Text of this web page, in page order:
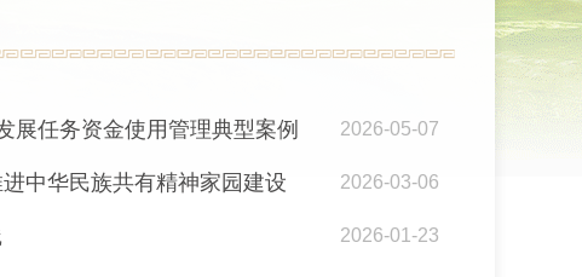
任务资金使用管理典型案例 2026-05-07
中华民族共有精神家园建设 2026-03-06
2026-01-23